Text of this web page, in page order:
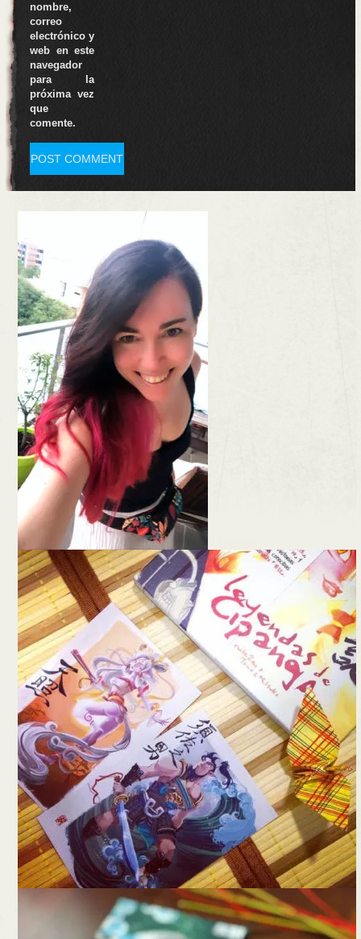
nombre,
correo
electrónico y
web en este
navegador
para la
próxima vez
que
comente.